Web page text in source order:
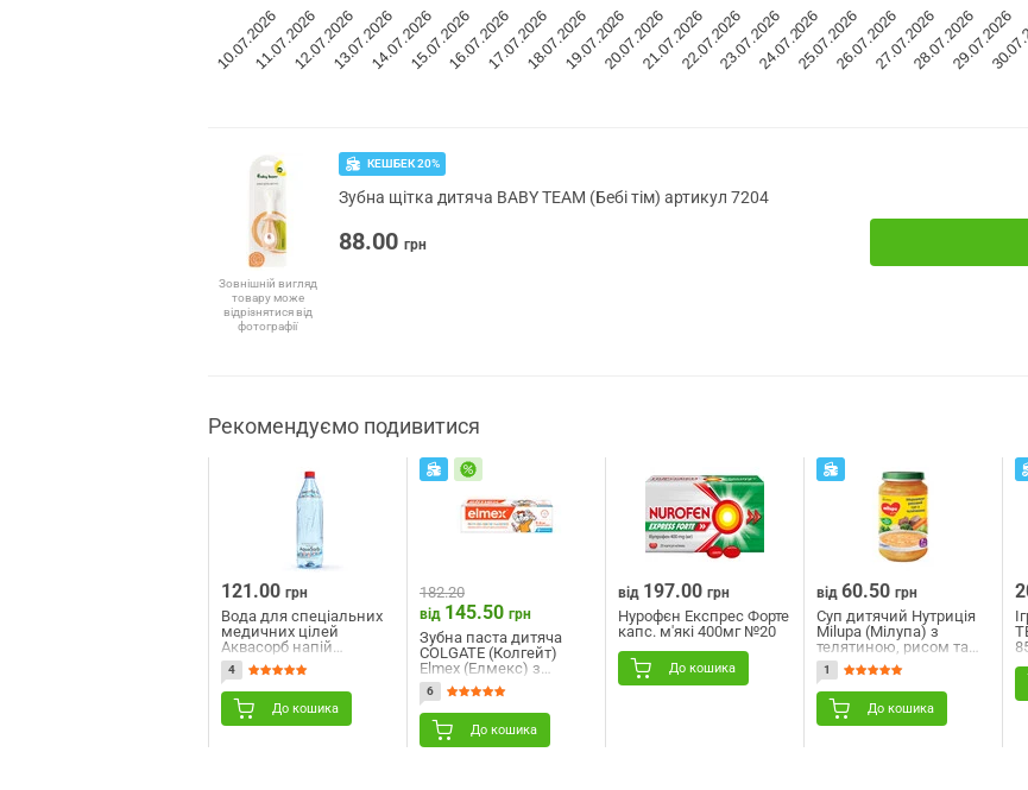
10.07.202611.07.202612.07.202613.07.202614.07.202615.07.202616.07.202617.07.202618.07.202619.07.202620.07.202621.07.202622.07.202623.07.202624.07.202625.07.202626.07.202627.07.202628.07.202629.07.2026
Зовнішній вигляд
товару може
відрізнятися від
фотографії
КЕШБЕК 20%
Зубна щітка дитяча BABY TEAM (Бебі тім) артикул 7204
88.00 грн
Рекомендуємо подивитися
121.00 грн
Вода для спеціальних
медичних цілей
Аквасорб напій
слабогазований 950 мл
NEW
4
До кошика
182.20
від 145.50 грн
Зубна паста дитяча
COLGATE (Колгейт)
Elmex (Елмекс) з
першого зуба та до 6
років 50 мл
6
До кошика
від 197.00 грн
Нурофєн Експрес Форте
капс. м'які 400мг №20
До кошика
від 60.50 грн
Суп дитячий Нутриція
Milupa (Мілупа) з
телятиною, рисом та
морквою з 7 місяців
200 г
1
До кошика